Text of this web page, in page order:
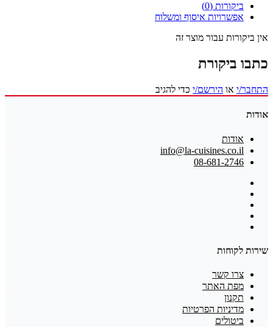
ביקורות (0)
אפשרויות איסוף ומשלוח
אין ביקורות עבור מוצר זה
כתבו ביקורת
התחבר/י או הירשם/י כדי להגיב
אודות
אודות
info@la-cuisines.co.il
08-681-2746
שירות לקוחות
צרו קשר
מפת האתר
תקנון
מדיניות הפרטיות
ביטולים